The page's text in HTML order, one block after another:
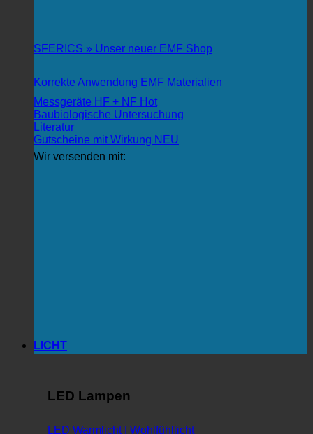
SFERICS » Unser neuer EMF Shop
Korrekte Anwendung EMF Materialien
Messgeräte HF + NF
Baubiologische Untersuchung
Literatur
Gutscheine mit Wirkung
Wir versenden mit:
LICHT
LED Lampen
LED Warmlicht | Wohlfühllicht